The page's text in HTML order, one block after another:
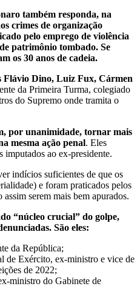
também responda, na
crimes de organização
pelo emprego de violência
patrimônio tombado. Se
os 30 anos de cadeia.
Flávio Dino, Luiz Fux, Cármen
da Primeira Turma, colegiado
do Supremo onde tramita o
por unanimidade, tornar mais
mesma ação penal. Eles
imputados ao ex-presidente.
indícios suficientes de que os
e foram praticados pelos
serem mais bem apurados.
“núcleo crucial” do golpe,
São eles:
da República;
de Exército, ex-ministro e vice de
de 2022;
ministro do Gabinete de